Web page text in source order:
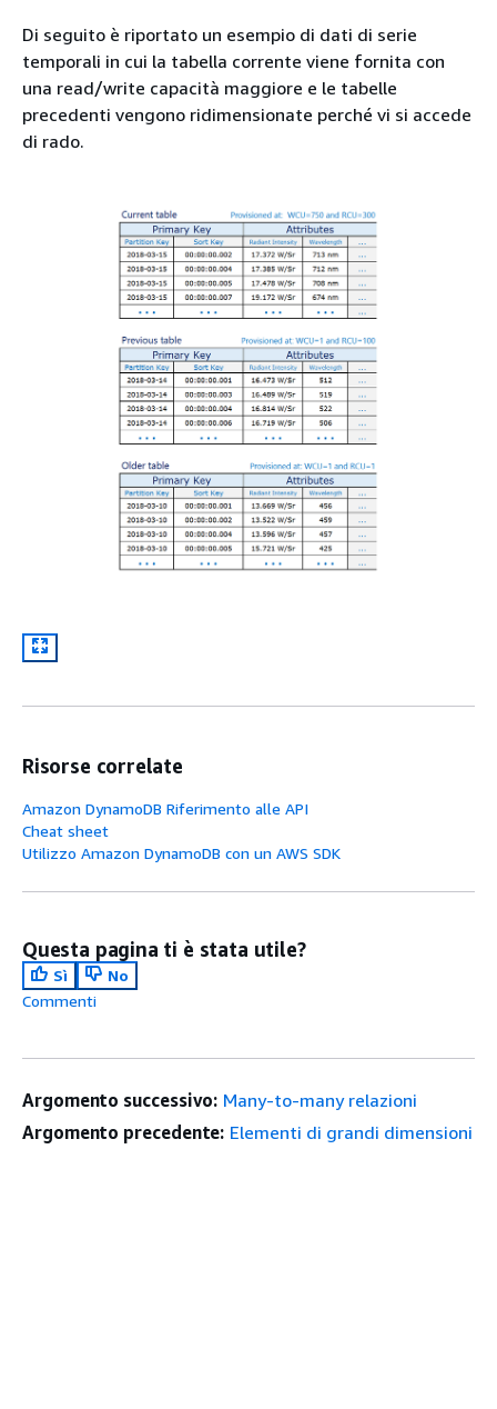
Di seguito è riportato un esempio di dati di serie
temporali in cui la tabella corrente viene fornita con
una read/write capacità maggiore e le tabelle
precedenti vengono ridimensionate perché vi si accede
di rado.
Risorse correlate
Amazon DynamoDB Riferimento alle API
Cheat sheet
Utilizzo Amazon DynamoDB con un AWS SDK
Questa pagina ti è stata utile?
Sì
No
Commenti
Argomento successivo: Many-to-many relazioni
Argomento precedente: Elementi di grandi dimensioni